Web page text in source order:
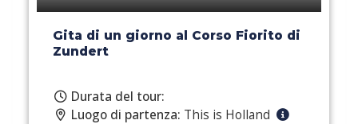
Gita di un giorno al Corso Fiorito di
Zundert
Durata del tour:
Luogo di partenza: This is Holland